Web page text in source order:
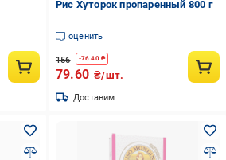
Рис Хуторок пропаренный 800 г
оценить
156 -76.40₴
79.60 ₴/шт.
Доставим